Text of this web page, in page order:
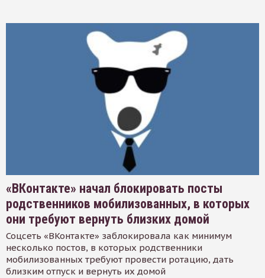
«ВКонтакте» начал блокировать посты
родственников мобилизованных, в которых
они требуют вернуть близких домой
Соцсеть «ВКонтакте» заблокировала как минимум
несколько постов, в которых родственники
мобилизованных требуют провести ротацию, дать
близким отпуск и вернуть их домой